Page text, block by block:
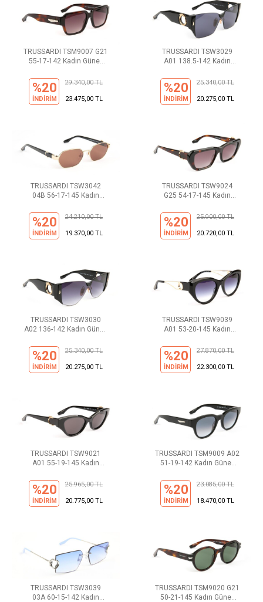
TRUSSARDI TSM9007 G21
55-17-142 Kadın Güneş
%20
İNDİRİM
29.340,00 TL
23.475,00 TL
TRUSSARDI TSW3029
A01 138.5-142 Kadın
%20
İNDİRİM
25.340,00 TL
20.275,00 TL
TRUSSARDI TSW3042
04B 56-17-145 Kadın
%20
İNDİRİM
24.210,00 TL
19.370,00 TL
TRUSSARDI TSW9024
G25 54-17-145 Kadın
%20
İNDİRİM
25.900,00 TL
20.720,00 TL
TRUSSARDI TSW3030
A02 136-142 Kadın Güneş
%20
İNDİRİM
25.340,00 TL
20.275,00 TL
TRUSSARDI TSW9039
A01 53-20-145 Kadın
%20
İNDİRİM
27.870,00 TL
22.300,00 TL
TRUSSARDI TSW9021
A01 55-19-145 Kadın
%20
İNDİRİM
25.965,00 TL
20.775,00 TL
TRUSSARDI TSM9009 A02
51-19-142 Kadın Güneş
%20
İNDİRİM
23.085,00 TL
18.470,00 TL
TRUSSARDI TSW3039
03A 60-15-142 Kadın
TRUSSARDI TSM9020 G21
50-21-145 Kadın Güneş